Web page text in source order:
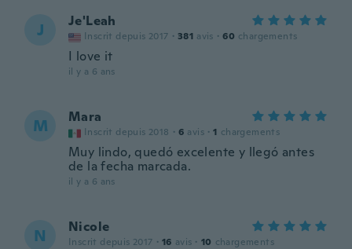
J Je'Leah
Inscrit depuis 2017 · 381 avis · 60 chargements
I love it
il y a 6 ans
M Mara
Inscrit depuis 2018 · 6 avis · 1 chargements
Muy lindo, quedó excelente y llegó antes
de la fecha marcada.
il y a 6 ans
N Nicole
Inscrit depuis 2017 · 16 avis · 10 chargements